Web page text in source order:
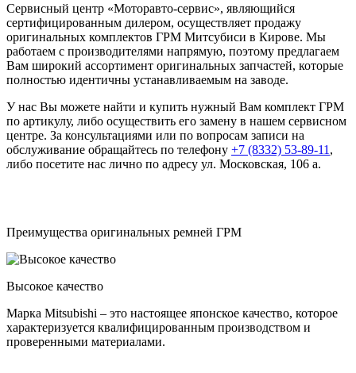
Сервисный центр «Моторавто-сервис», являющийся
сертифицированным дилером, осуществляет продажу
оригинальных комплектов ГРМ Митсубиси в Кирове. Мы
работаем с производителями напрямую, поэтому предлагаем
Вам широкий ассортимент оригинальных запчастей, которые
полностью идентичны устанавливаемым на заводе.
У нас Вы можете найти и купить нужный Вам комплект ГРМ
по артикулу, либо осуществить его замену в нашем сервисном
центре. За консультациями или по вопросам записи на
обслуживание обращайтесь по телефону +7 (8332) 53-89-11 ,
либо посетите нас лично по адресу ул. Московская, 106 а.
Преимущества оригинальных ремней ГРМ
Высокое качество
Марка Mitsubishi – это настоящее японское качество, которое
характеризуется квалифицированным производством и
проверенными материалами.